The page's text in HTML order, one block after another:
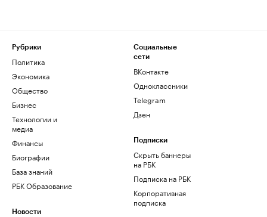
Рубрики
Политика
Экономика
Общество
Бизнес
Технологии и
медиа
Финансы
Биографии
База знаний
РБК Образование
Новости
Социальные
сети
ВКонтакте
Одноклассники
Telegram
Дзен
Подписки
Скрыть баннеры
на РБК
Подписка на РБК
Корпоративная
подписка